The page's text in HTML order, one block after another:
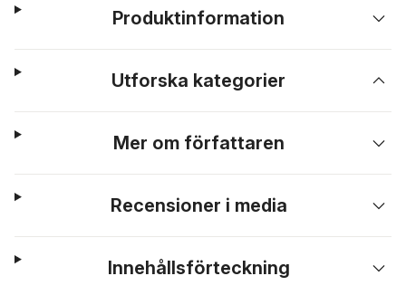
Produktinformation
Utforska kategorier
Mer om författaren
Recensioner i media
Innehållsförteckning